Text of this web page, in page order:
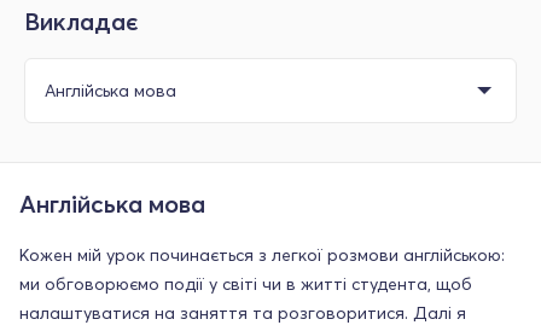
Викладає
Англійська мова
Кожен мій урок починається з легкої розмови англійською:
ми обговорюємо події у світі чи в житті студента, щоб
налаштуватися на заняття та розговоритися. Далі я